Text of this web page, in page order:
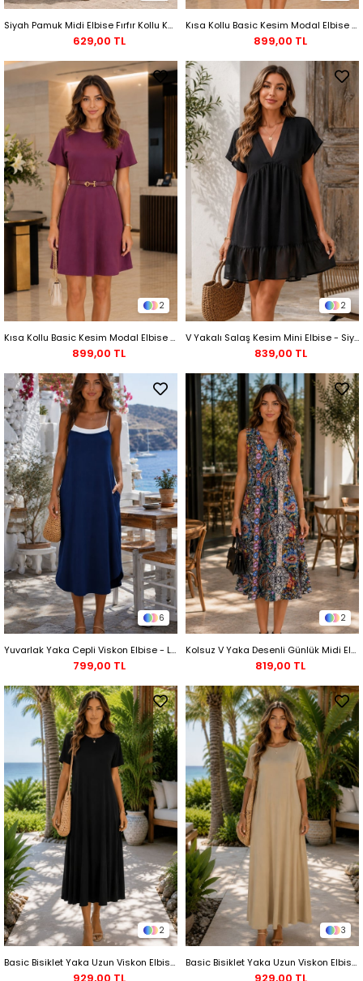
Siyah Pamuk Midi Elbise Fırfır Kollu Katlı Penye
629,00 TL
Kısa Kollu Basic Kesim Modal Elbise - Siyah
899,00 TL
2
Kısa Kollu Basic Kesim Modal Elbise - Bordo
899,00 TL
2
V Yakalı Salaş Kesim Mini Elbise - Siyah
839,00 TL
6
Yuvarlak Yaka Cepli Viskon Elbise - Lacivert
799,00 TL
2
Kolsuz V Yaka Desenli Günlük Midi Elbise - Mavi
819,00 TL
2
Basic Bisiklet Yaka Uzun Viskon Elbise - Siyah
3
Basic Bisiklet Yaka Uzun Viskon Elbise - Bej